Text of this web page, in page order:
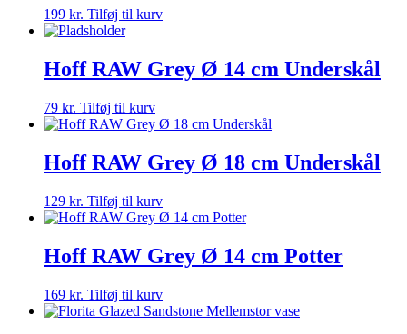
199 kr. Tilføj til kurv
Hoff RAW Grey Ø 14 cm Underskål
79 kr. Tilføj til kurv
Hoff RAW Grey Ø 18 cm Underskål
129 kr. Tilføj til kurv
Hoff RAW Grey Ø 14 cm Potter
169 kr. Tilføj til kurv